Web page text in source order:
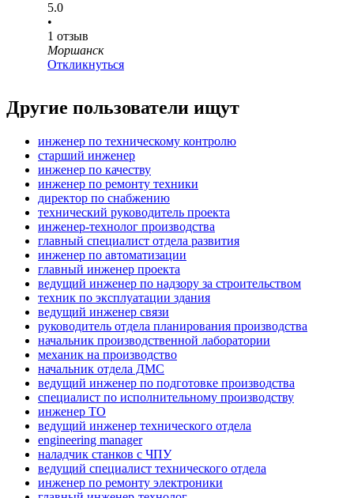
5.0
•
1 отзыв
Моршанск
Откликнуться
Другие пользователи ищут
инженер по техническому контролю
старший инженер
инженер по качеству
инженер по ремонту техники
директор по снабжению
технический руководитель проекта
инженер-технолог производства
главный специалист отдела развития
инженер по автоматизации
главный инженер проекта
ведущий инженер по надзору за строительством
техник по эксплуатации здания
ведущий инженер связи
руководитель отдела планирования производства
начальник производственной лаборатории
механик на производство
начальник отдела ДМС
ведущий инженер по подготовке производства
специалист по исполнительному производству
инженер ТО
ведущий инженер технического отдела
engineering manager
наладчик станков с ЧПУ
ведущий специалист технического отдела
инженер по ремонту электроники